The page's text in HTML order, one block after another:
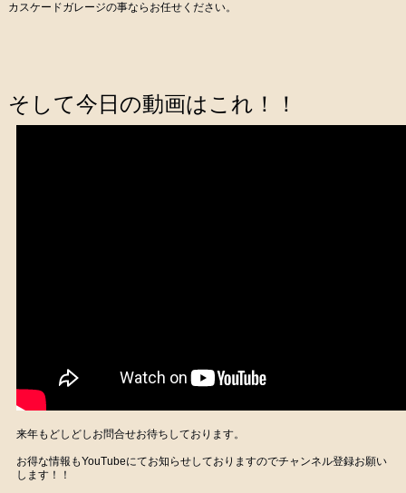
カスケードガレージの事ならお任せください。
そして今日の動画はこれ！！
来年もどしどしお問合せお待ちしております。
お得な情報もYouTubeにてお知らせしておりますのでチャンネル登録お願い
します！！